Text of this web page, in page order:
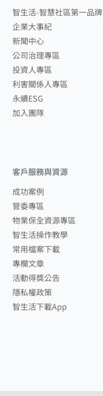
智生活-智慧社區第一品牌
企業大事紀
新聞中心
公司治理專區
投資人專區
利害關係人專區
永續ESG
加入團隊
客戶服務與資源
成功案例
管委專區
物業保全資源專區
智生活操作教學
常用檔案下載
專欄文章
活動得獎公告
隱私權政策
智生活下載App